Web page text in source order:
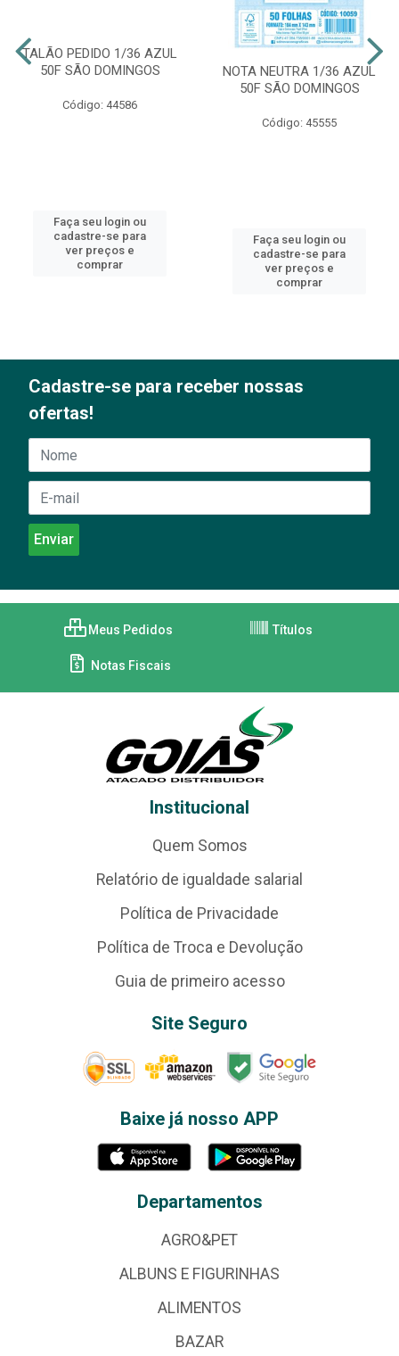
TALÃO PEDIDO 1/36 AZUL
50F SÃO DOMINGOS
Código: 44586
Faça seu login ou
cadastre-se para
ver preços e
comprar
NOTA NEUTRA 1/36 AZUL
50F SÃO DOMINGOS
Código: 45555
Faça seu login ou
cadastre-se para
ver preços e
comprar
Cadastre-se para receber nossas
ofertas!
Meus Pedidos Títulos
Notas Fiscais
Institucional
Quem Somos
Relatório de igualdade salarial
Política de Privacidade
Política de Troca e Devolução
Guia de primeiro acesso
Site Seguro
Baixe já nosso APP
Departamentos
AGRO&PET
ALBUNS E FIGURINHAS
ALIMENTOS
BAZAR